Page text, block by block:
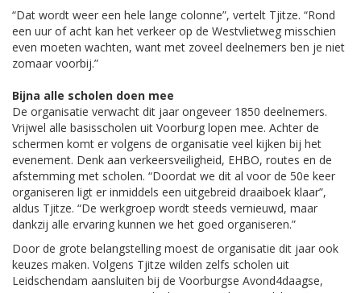
“Dat wordt weer een hele lange colonne”, vertelt Tjitze. “Rond
een uur of acht kan het verkeer op de Westvlietweg misschien
even moeten wachten, want met zoveel deelnemers ben je niet
zomaar voorbij.”
Bijna alle scholen doen mee
De organisatie verwacht dit jaar ongeveer 1850 deelnemers.
Vrijwel alle basisscholen uit Voorburg lopen mee. Achter de
schermen komt er volgens de organisatie veel kijken bij het
evenement. Denk aan verkeersveiligheid, EHBO, routes en de
afstemming met scholen. “Doordat we dit al voor de 50e keer
organiseren ligt er inmiddels een uitgebreid draaiboek klaar”,
aldus Tjitze. “De werkgroep wordt steeds vernieuwd, maar
dankzij alle ervaring kunnen we het goed organiseren.”
Door de grote belangstelling moest de organisatie dit jaar ook
keuzes maken. Volgens Tjitze wilden zelfs scholen uit
Leidschendam aansluiten bij de Voorburgse Avond4daagse,